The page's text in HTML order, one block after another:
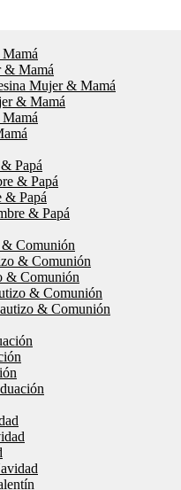
& Mamá
Mujer & Mamá
& Mamá
Papá
& Papá
& Papá
& Papá
Comunión
& Comunión
& Comunión
& Comunión
& Comunión